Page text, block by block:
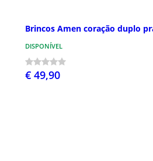
Brincos Amen coração duplo
DISPONÍVEL
€ 49,90